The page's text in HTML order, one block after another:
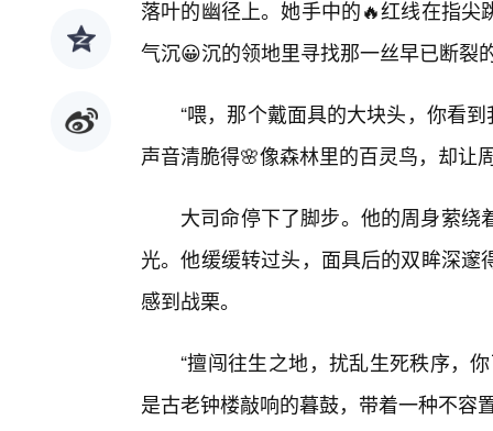
落叶的幽径上。她手中的🔥红线在指
气沉😀沉的领地里寻找那一丝早已断裂
“喂，那个戴面具的大块头，你看
声音清脆得🌸像森林里的百灵鸟，却让
大司命停下了脚步。他的周身萦
光。他缓缓转过头，面具后的双眸深
感到战栗。
“擅闯往生之地，扰乱生死秩序，
是古老钟楼敲响的暮鼓，带着一种不容